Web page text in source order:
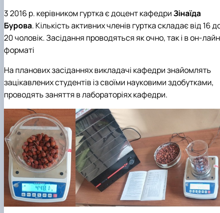
3 2016 р. керівником гуртка є доцент кафедриЗінаїда
Бурова. Кількість активних членів гуртка складає від 16
20 чоловік. Засідання проводяться як очно, так і в он-лайн
форматі
На планових засіданнях викладачі кафедри знайомлять
зацікавлених студентів із своїми науковими здобутками,
проводять заняття в лабораторіях кафедри.